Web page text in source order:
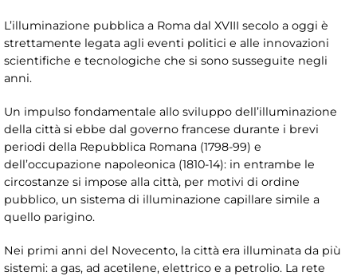
L’illuminazione pubblica a Roma dal XVIII secolo a oggi è
strettamente legata agli eventi politici e alle innovazioni
scientifiche e tecnologiche che si sono susseguite negli
anni.
Un impulso fondamentale allo sviluppo dell’illuminazione
della città si ebbe dal governo francese durante i brevi
periodi della Repubblica Romana (1798-99) e
dell’occupazione napoleonica (1810-14): in entrambe le
circostanze si impose alla città, per motivi di ordine
pubblico, un sistema di illuminazione capillare simile a
quello parigino.
Nei primi anni del Novecento, la città era illuminata da più
sistemi: a gas, ad acetilene, elettrico e a petrolio. La rete